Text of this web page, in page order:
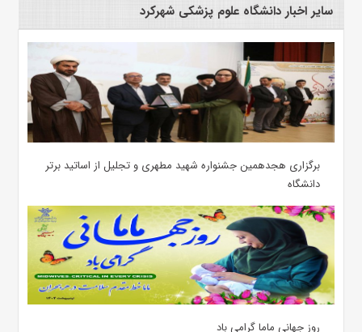
سایر اخبار دانشگاه علوم پزشکی شهرکرد
برگزاری هجدهمین جشنواره شهید مطهری و تجلیل از اساتید برتر
دانشگاه
روز جهانی ماما گرامی باد